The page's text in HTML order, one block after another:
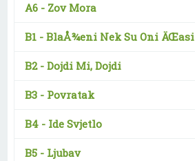
A6 - Zov Mora
B1 - BlaÅ¾eni Nek Su Oni ÄŒasi
B2 - Dojdi Mi, Dojdi
B3 - Povratak
B4 - Ide Svjetlo
B5 - Ljubav